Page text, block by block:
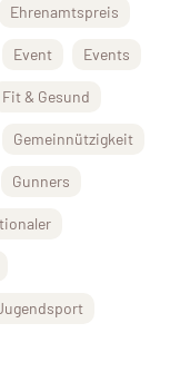
Ehrenamtspreis
Event Events
Fit & Gesund
Gemeinnützigkeit
Gunners